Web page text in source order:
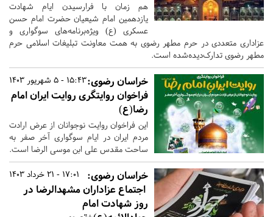
هم زمان با فرارسیدن ایام شهادت
یازدهمین امام شیعیان حضرت امام حسن
عسکری (ع) ویژه‌برنامه‌های سوگواری و
عزاداری متعددی در حرم مطهر رضوی به همت معاونت تبلیغات اسلامی حرم
مطهر رضوی تدارک‌دیده‌شده است.
15:43 - 5 شهریور 1403خراسان رضوی:
فراخوان روایتگری روایت ایران امام
رضا(ع)
این فراخوان روایت نوجوانان از عرض ارادت
مردم ایران در ایام سوگواری آخر صفر به
ساحت مقدس علی ابن موسی الرضا است.
17:01 - 21 خرداد 1403
خراسان رضوی:
اجتماع عزاداران مشهدالرضا در
روز شهادت امام